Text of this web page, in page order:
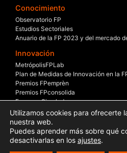
Conocimiento
Observatorio FP
Estudios Sectoriales
Anuario de la FP 2023 y del mercado
Innovación
MetrópolisFPLab
Plan de Medidas de Innovación en la
Premios FPemprèn
Premios FPconsolida
Empresa Simulada
Beca – Empresa
Mesas Sectoriales
Internacionalización
Utilizamos cookies para ofrecerte
nuestra web.
Puedes aprender más sobre qué
desactivarlas en los ajustes.